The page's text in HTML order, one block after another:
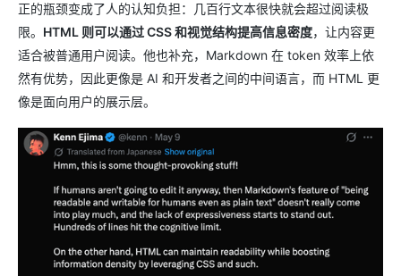
正的瓶颈变成了人的认知负担：几百行文本很快就会超过阅读极
限。 HTML 则可以通过 CSS 和视觉结构提高信息密度，让内容更
适合被普通用户阅读。他也补充，Markdown 在 token 效率上依
然有优势，因此更像是 AI 和开发者之间的中间语言，而 HTML 更
像是面向用户的展示层。